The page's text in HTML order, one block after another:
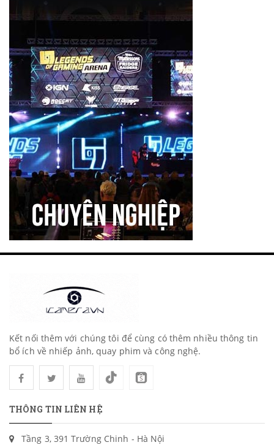
Hollyland
Mickle
Arirang
XFAN
RELACART
Godox
MIRFAK
Logitech
FIFINE
LENSGO
MyFirst
Sennheiser
Nanlite
Acemic
Kết nối thêm với chúng tôi để cùng có thêm nhiều thông tin
bổ ích về nhiếp ảnh, quay phim và công nghệ.
THÔNG TIN LIÊN HỆ
Tầng 3, 391 Trường Chinh - Hà Nội